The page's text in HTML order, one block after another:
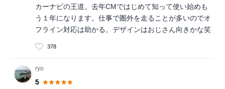
カーナビの王道。去年CMではじめて知って使い始めも
う１年になります。仕事で圏外を走ることが多いのでオ
フライン対応は助かる。デザインはおじさん向きかな笑
378
ryo
5